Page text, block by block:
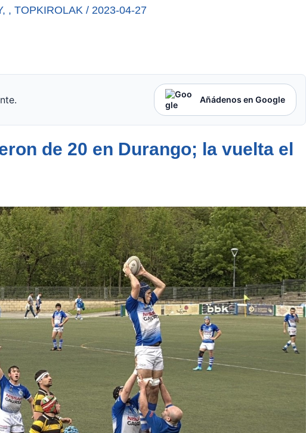
, , TOPKIROLAK / 2023-04-27
Añádenos en Google
de 20 en Durango; la vuelta el